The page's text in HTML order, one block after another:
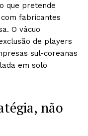
que pretende
fabricantes
O vácuo
de players
sul-coreanas
em solo
não